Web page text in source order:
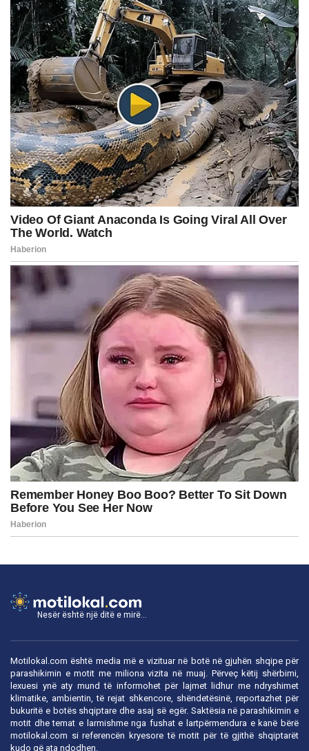
Nesër është një ditë e mirë...
Motilokal.com është media më e vizituar në botë në gjuhën shqipe për
parashikimin e motit me miliona vizita në muaj. Përveç këtij shërbimi,
lexuesi ynë aty mund të informohet për lajmet lidhur me ndryshimet
klimatike, ambientin, të rejat shkencore, shëndetësinë, reportazhet për
bukuritë e botës shqiptare dhe asaj së egër. Saktësia në parashikimin e
motit dhe temat e larmishme nga fushat e lartpërmendura e kanë bërë
motilokal.com si referencën kryesore të motit për të gjithë shqiptarët
kudo që ata ndodhen.